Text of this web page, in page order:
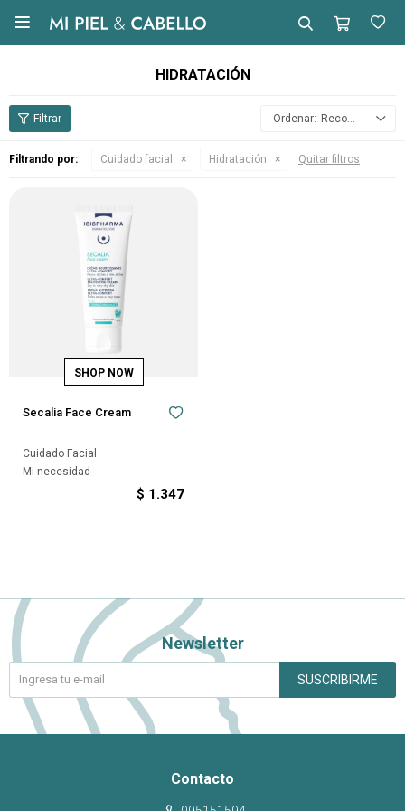

HIDRATACIÓN
Recomendados
Filtrando por: Cuidado facial Hidratación Quitar filtros
Secalia Face Cream
Cuidado Facial
Mi necesidad
$ 1.347
Contacto
Newsletter
SUSCRIBIRME